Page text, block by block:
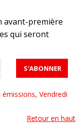
avant-première
qui seront
émissions, Vendredi
Retour en haut